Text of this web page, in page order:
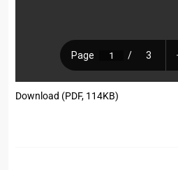
Download (PDF, 114KB)